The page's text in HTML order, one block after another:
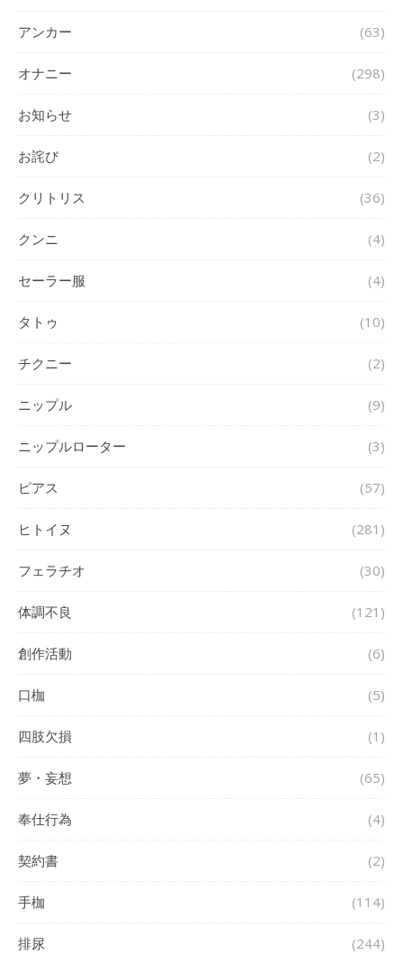
アンカー (63)
オナニー (298)
お知らせ (3)
お詫び (2)
クリトリス (36)
クンニ (4)
セーラー服 (4)
タトゥ (10)
チクニー (2)
ニップル (9)
ニップルローター (3)
ピアス (57)
ヒトイヌ (281)
フェラチオ (30)
体調不良 (121)
創作活動 (6)
口枷 (5)
四肢欠損 (1)
夢・妄想 (65)
奉仕行為 (4)
契約書 (2)
手枷 (114)
排尿 (244)